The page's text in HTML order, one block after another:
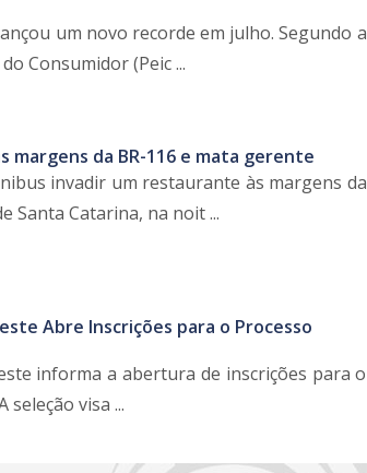
um novo recorde em julho. Segundo a
Consumidor (Peic ...
margens da BR-116 e mata gerente
invadir um restaurante às margens da
Santa Catarina, na noit ...
Abre Inscrições para o Processo
informa a abertura de inscrições para o
seleção visa ...